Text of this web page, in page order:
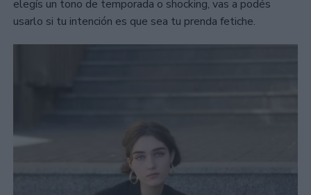
elegís un tono de temporada o shocking, vas a podés
usarlo si tu intención es que sea tu prenda fetiche.